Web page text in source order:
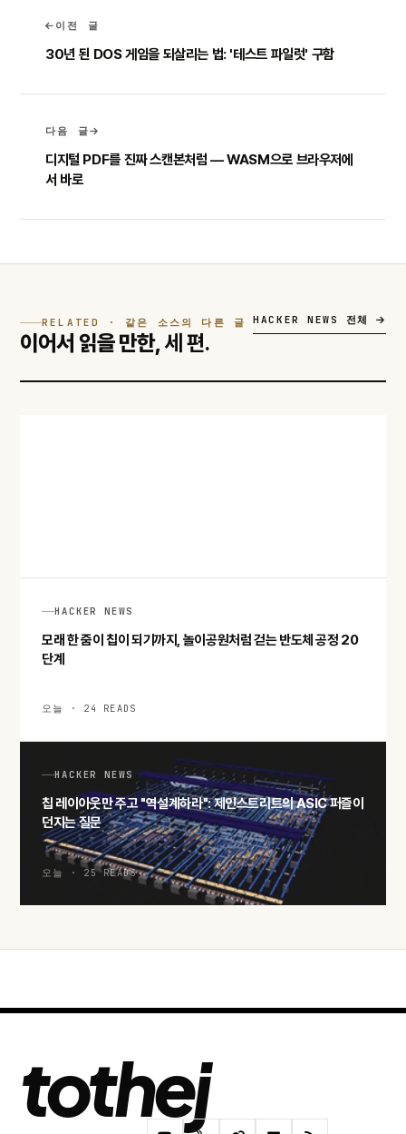
이전 글
30년 된 DOS 게임을 되살리는 법: '테스트 파일럿' 구함
다음 글
디지털 PDF를 진짜 스캔본처럼 — WASM으로 브라우저에
서 바로
RELATED · 같은 소스의 다른 글
이어서 읽을 만한,세 편.
HACKER NEWS 전체
HACKER NEWS
모래 한 줌이 칩이 되기까지, 놀이공원처럼 걷는 반도체 공정 20
단계
오늘 · 24 READS
HACKER NEWS
칩 레이아웃만 주고 "역설계하라": 제인스트리트의 ASIC 퍼즐이
던지는 질문
오늘 · 25 READS
tothej